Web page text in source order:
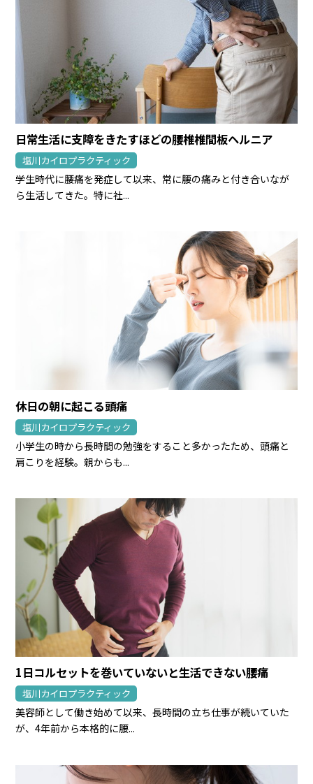
日常生活に支障をきたすほどの腰椎椎間板ヘルニア
塩川カイロプラクティック
学生時代に腰痛を発症して以来、常に腰の痛みと付き合いなが
ら生活してきた。特に社...
休日の朝に起こる頭痛
塩川カイロプラクティック
小学生の時から長時間の勉強をすること多かったため、頭痛と
肩こりを経験。親からも...
1日コルセットを巻いていないと生活できない腰痛
塩川カイロプラクティック
美容師として働き始めて以来、長時間の立ち仕事が続いていた
が、4年前から本格的に腰...